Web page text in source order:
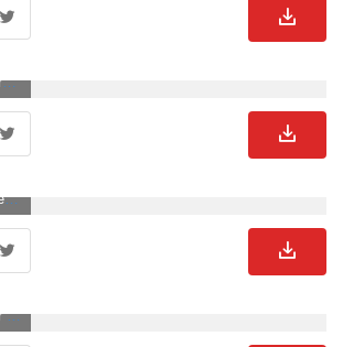
1080x1920 - Descargar Romantic Couple Playing Guitar Sunset Half Moon gratis Pure. Imágen de parejas.
1920x1200 - Más de 75 fondos de pantalla de Love Anime. Fondo de pantalla de parejas.
736x1308 - El mejor fondo de pantalla de pareja Cute Wallpapers Drawing (# 842026) - HD. Fondo para móvil de parejas.